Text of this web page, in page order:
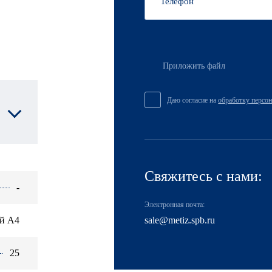
-
A4
25
Приложить файл
Даю согласие наобработку
Свяжитесь с нами:
Электронная почта:
sale@metiz.spb.ru